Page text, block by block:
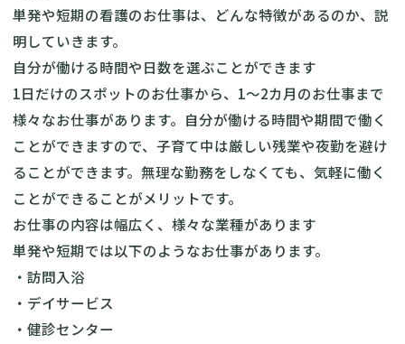
単発や短期の看護のお仕事は、どんな特徴があるのか、説
明していきます。
自分が働ける時間や日数を選ぶことができます
1日だけのスポットのお仕事から、1〜2カ月のお仕事まで
様々なお仕事があります。自分が働ける時間や期間で働く
ことができますので、子育て中は厳しい残業や夜勤を避け
ることができます。無理な勤務をしなくても、気軽に働く
ことができることがメリットです。
お仕事の内容は幅広く、様々な業種があります
単発や短期では以下のようなお仕事があります。
・訪問入浴
・デイサービス
・健診センター